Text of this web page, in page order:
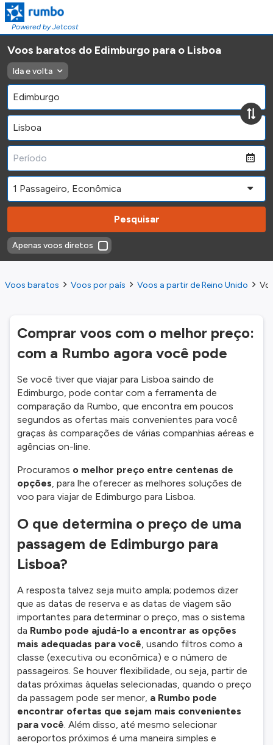
Powered by Jetcost
Voos baratos do Edimburgo para o Lisboa
Ida e volta
Pesquisar
Apenas voos diretos
Voos baratos Voos por país Voos a partir de Reino Unido
Comprar voos com o melhor preço:
com a Rumbo agora você pode
Se você tiver que viajar para Lisboa saindo de
Edimburgo, pode contar com a ferramenta de
comparação da Rumbo, que encontra em poucos
segundos as ofertas mais convenientes para você
graças às comparações de várias companhias aéreas e
agências on-line.
Procuramos o melhor preço entre centenas de
opções, para lhe oferecer as melhores soluções de
voo para viajar de Edimburgo para Lisboa.
O que determina o preço de uma
passagem de Edimburgo para
Lisboa?
A resposta talvez seja muito ampla; podemos dizer
que as datas de reserva e as datas de viagem são
importantes para determinar o preço, mas o sistema
da Rumbo pode ajudá-lo a encontrar as opções
mais adequadas para você, usando filtros como a
classe (executiva ou econômica) e o número de
passageiros. Se houver flexibilidade, ou seja, partir de
datas próximas àquelas selecionadas, quando o preço
da passagem pode ser menor, a Rumbo pode
encontrar ofertas que sejam mais convenientes
para você. Além disso, até mesmo selecionar
aeroportos próximos é uma maneira simples e